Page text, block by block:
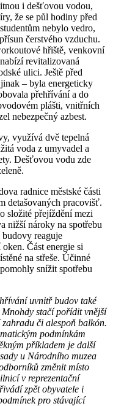
i dešťovou vodou,
že se půl hodiny před
nebylo vedro,
čerstvého vzduchu.
hřiště, venkovní
revitalizovaná
ulici. Ještě před
– byla energeticky
přehřívání a do
plášti, vnitřních
nebezpečný azbest.
využívá dvě tepelná
voda z umyvadel a
Dešťovou vodu zde
radnice městské části
detašovaných pracovišť.
složité přejíždění mezi
nižší nároky na spotřebu
reaguje
Část energie si
na střeše. Účinné
snížit spotřebu
uvnitř budov také
stačí pořídit vnější
zahradu či alespoň balkón.
podmínkám
příkladem je další
u Národního muzea
změnit místo
v reprezentační
zpět obyvatele i
pro stávající